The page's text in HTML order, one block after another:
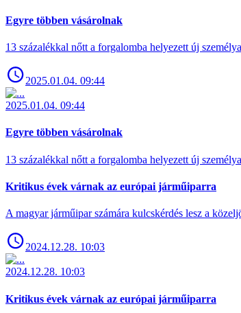
Egyre többen vásárolnak
13 százalékkal nőtt a forgalomba helyezett új
2025.01.04. 09:44
2025.01.04. 09:44
Egyre többen vásárolnak
13 százalékkal nőtt a forgalomba helyezett új
Kritikus évek várnak az európai járműiparra
A magyar járműipar számára kulcskérdés lesz a
2024.12.28. 10:03
2024.12.28. 10:03
Kritikus évek várnak az európai járműiparra